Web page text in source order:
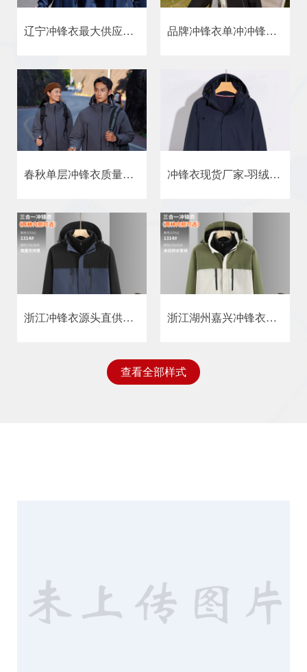
辽宁冲锋衣最大供应商最大冲锋衣厂家来恩凯娅冲锋衣厂家 品牌冲锋衣单冲冲锋衣定制批发厂家浙江宁波
春秋单层冲锋衣质量好的单冲锋工装冲锋衣定制浙江冲锋衣厂家 冲锋衣现货厂家-羽绒服校服定制-职业装工作服哪家好来恩凯娅冲锋衣厂
浙江冲锋衣源头直供厂家来恩凯亚冲锋衣厂 浙江湖州嘉兴冲锋衣定制批发厂家
查看全部样式